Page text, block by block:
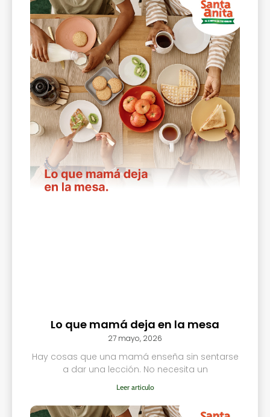
Lo que mamá deja en la mesa
27 mayo, 2026
Hay cosas que una mamá enseña sin sentarse
a dar una lección. No necesita un
Leer articulo